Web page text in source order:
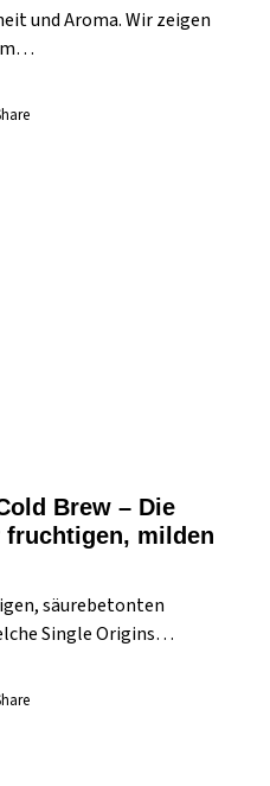
und Aroma. Wir zeigen
Brew – Die
fruchtigen, milden
säurebetonten
Single Origins…